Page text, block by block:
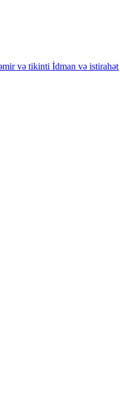
və tikinti İdman və istirahət